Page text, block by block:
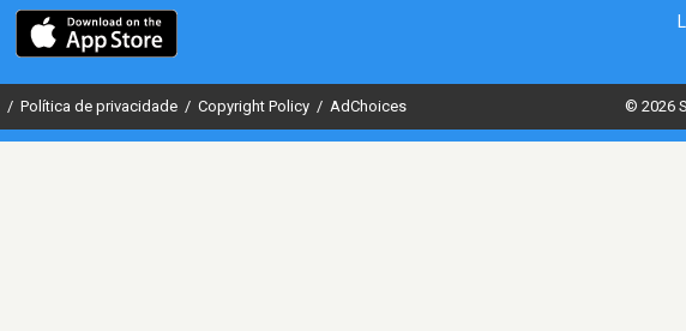
/ Política de privacidade / Copyright Policy / AdChoices © 2026